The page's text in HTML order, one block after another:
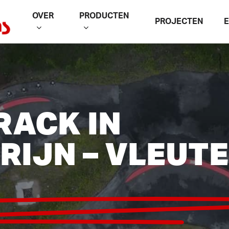
OVER PRODUCTEN
PROJECTEN
IN
–